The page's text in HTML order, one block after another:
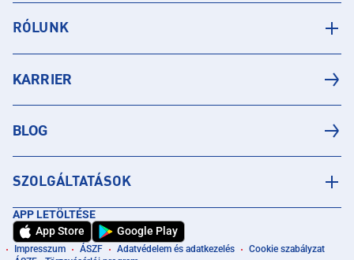
RÓLUNK
KARRIER
BLOG
SZOLGÁLTATÁSOK
APP LETÖLTÉSE
App Store
Google Play
Impresszum ÁSZF Adatvédelem és adatkezelés
Cookie szabályzat